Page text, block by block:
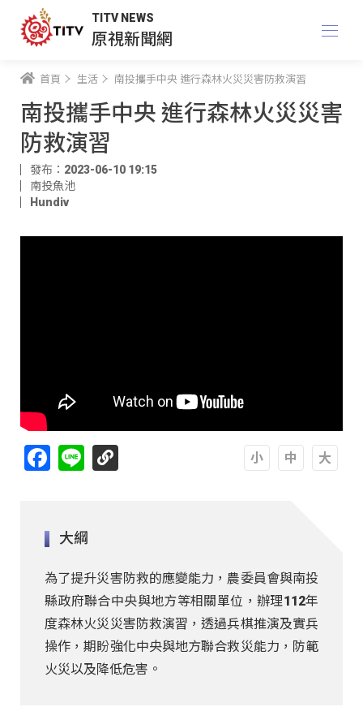
TITV NEWS
原視新聞網
首頁 生活 南投攜手中央 進行森林火災災害防救演習
南投攜手中央 進行森林火災災害
防救演習
發布：2023-06-10 19:15
南投魚池
Hundiv
Facebook
Line
大綱
為了提升災害防救的應變能力，農委員會與南投
縣政府聯合中央與地方等相關單位，辦理112年
度森林火災災害防救演習，透過兵棋推演及實兵
操作，期盼強化中央與地方聯合救災能力，防範
火災以及降低危害。